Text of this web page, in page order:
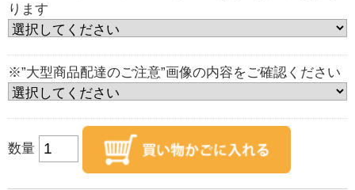
ります
※”大型商品配達のご注意”画像の内容をご確認ください
数量